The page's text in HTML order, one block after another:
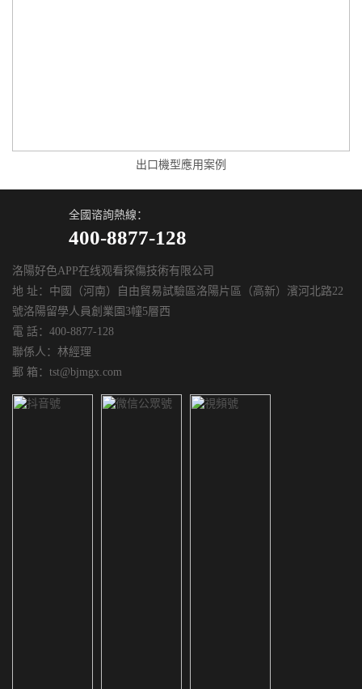
出口機型應用案例
全國谘詢熱線：
400-8877-128
洛陽好色APP在线观看探傷技術有限公司
地 址：中國（河南）自由貿易試驗區洛陽片區（高新）濱河北路22
號洛陽留學人員創業園3幢5層西
電 話：400-8877-128
聯係人：林經理
郵 箱：tst@bjmgx.com